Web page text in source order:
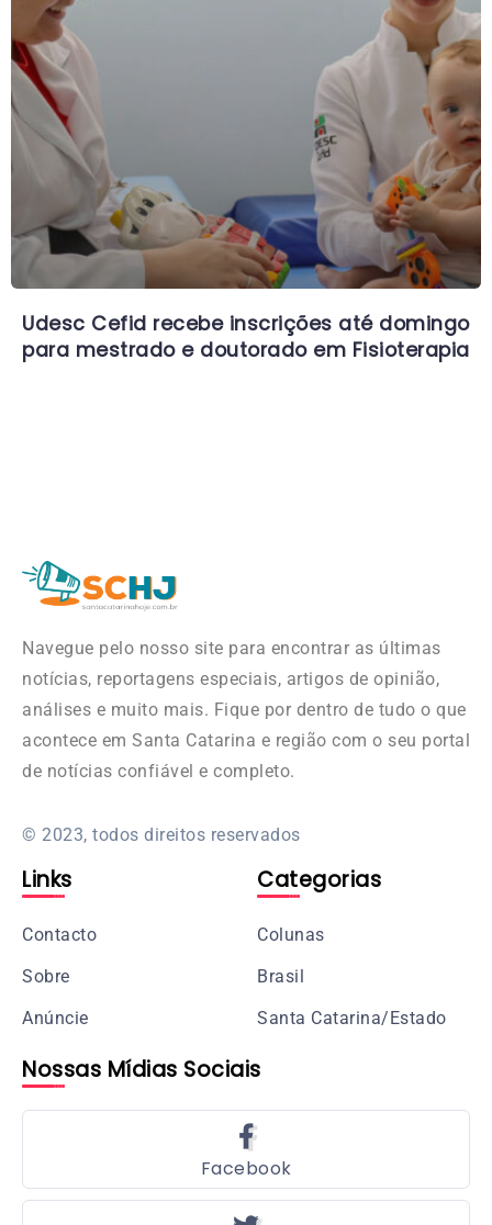
Udesc Cefid recebe inscrições até domingo
para mestrado e doutorado em Fisioterapia
Navegue pelo nosso site para encontrar as últimas
notícias, reportagens especiais, artigos de opinião,
análises e muito mais. Fique por dentro de tudo o que
acontece em Santa Catarina e região com o seu portal
de notícias confiável e completo.
© 2023, todos direitos reservados
Links
Contacto
Sobre
Anúncie
Categorias
Colunas
Brasil
Santa Catarina/Estado
Nossas Mídias Sociais
Facebook